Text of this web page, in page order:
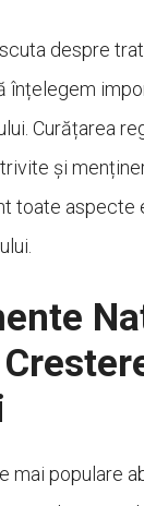
despre
înțelegem
Curățarea
și
toate aspecte
mai populare